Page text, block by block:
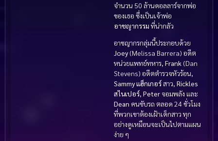
จำนวน 50 ล้านดอลลาร์จากพ่อ
ของเธอ ซึ่งเป็นเจ้าพ่อ
อาชญากรรม ที่น่ากลัว
อาชญากรกลุ่มนี้ประกอบด้วย
Joey(Melissa Barrera) อดีต
หน่วยแพทย์ทหาร, Frank (Dan
Stevens) อดีตตำรวจหัวร้อน,
Sammyแฮ็กเกอร์สาว, Rickles
สไนเปอร์, Peter จอมพลัง และ
Dean คนขับรถ ตลอด 24 ชั่วโมง
ที่พวกเขาต้องเฝ้าเด็กสาว ทุก
อย่างดูเหมือนจะเป็นไปตามแผน
ง่าย ๆ